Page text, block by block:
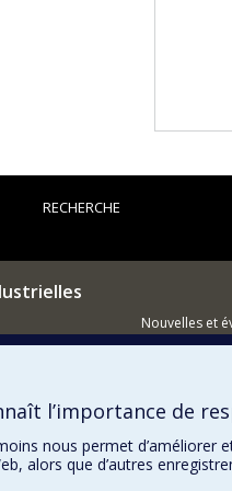
RECHERCHE
Nouvelles et
l’importance de
nous permet
alors que d’autres